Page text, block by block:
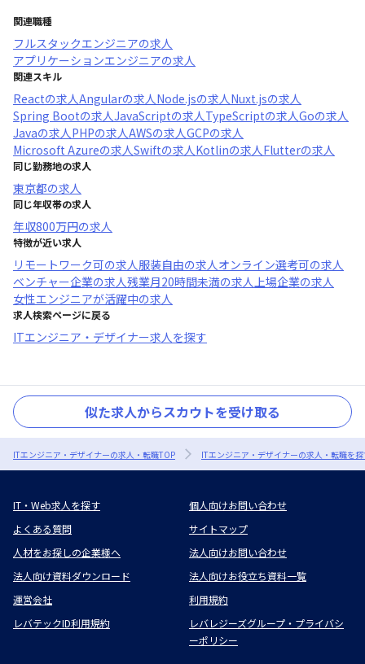
関連職種
フルスタックエンジニアの求人
アプリケーションエンジニアの求人
関連スキル
Reactの求人Angularの求人Node.jsの求人Nuxt.jsの求人
Spring Bootの求人JavaScriptの求人TypeScriptの求人Goの求人
Javaの求人PHPの求人AWSの求人GCPの求人
Microsoft Azureの求人Swiftの求人Kotlinの求人Flutterの求人
同じ勤務地の求人
東京都の求人
同じ年収帯の求人
年収800万円の求人
特徴が近い求人
リモートワーク可の求人服装自由の求人オンライン選考可の求人
ベンチャー企業の求人残業月20時間未満の求人上場企業の求人
女性エンジニアが活躍中の求人
求人検索ページに戻る
ITエンジニア・デザイナー求人を探す
似た求人からスカウトを受け取る
ITエンジニア・デザイナーの求人・転職TOP ITエンジニア・デザイナーの求人・転職を
IT・Web求人を探す
個人向けお問い合わせ
よくある質問
サイトマップ
人材をお探しの企業様へ
法人向けお問い合わせ
法人向け資料ダウンロード
法人向けお役立ち資料一覧
運営会社
利用規約
レバテックID利用規約
レバレジーズグループ・プライバシ
ーポリシー